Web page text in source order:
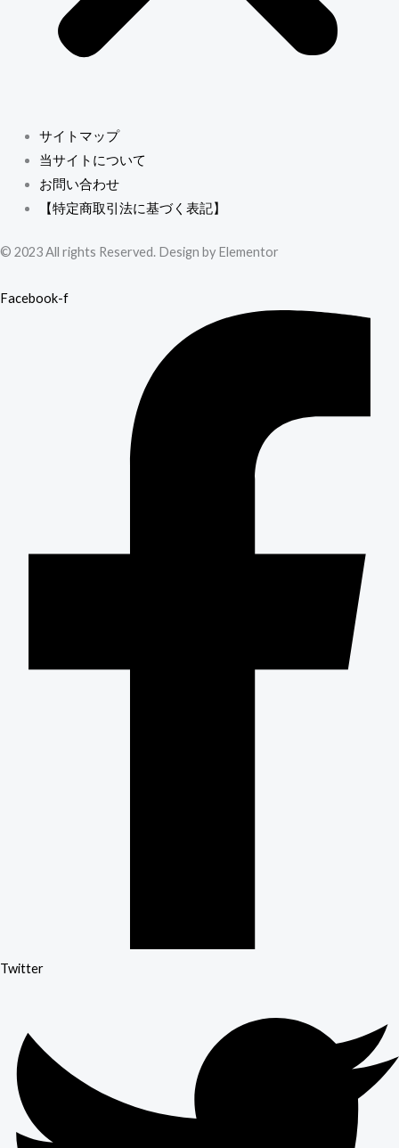
サイトマップ
当サイトについて
お問い合わせ
【特定商取引法に基づく表記】
© 2023 All rights Reserved. Design by Elementor
Facebook-f
Twitter